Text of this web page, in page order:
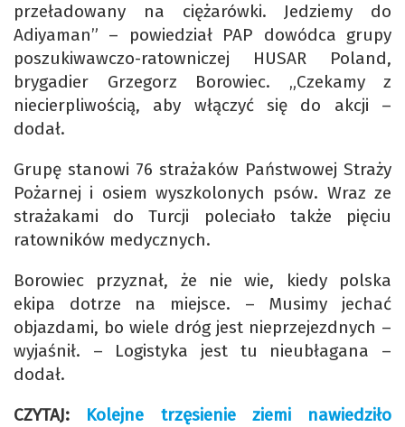
przeładowany na ciężarówki. Jedziemy do
Adiyaman” – powiedział PAP dowódca grupy
poszukiwawczo-ratowniczej HUSAR Poland,
brygadier Grzegorz Borowiec. „Czekamy z
niecierpliwością, aby włączyć się do akcji –
dodał.
Grupę stanowi 76 strażaków Państwowej Straży
Pożarnej i osiem wyszkolonych psów. Wraz ze
strażakami do Turcji poleciało także pięciu
ratowników medycznych.
Borowiec przyznał, że nie wie, kiedy polska
ekipa dotrze na miejsce. – Musimy jechać
objazdami, bo wiele dróg jest nieprzejezdnych –
wyjaśnił. – Logistyka jest tu nieubłagana –
dodał.
CZYTAJ: Kolejne trzęsienie ziemi nawiedziło